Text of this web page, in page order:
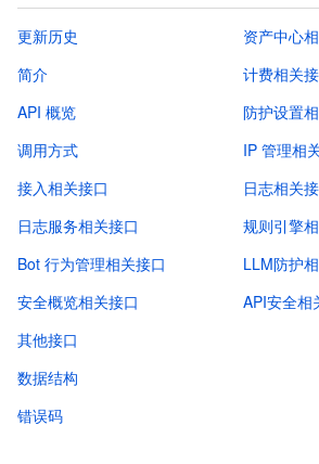
更新历史
简介
API 概览
调用方式
资产中心
计费相关
防护设置
IP 管理相
接入相关接口
日志服务相关接口
Bot 行为管理相关接口
安全概览相关接口
日志相关
规则引擎
LLM防护
API安全相
其他接口
数据结构
错误码